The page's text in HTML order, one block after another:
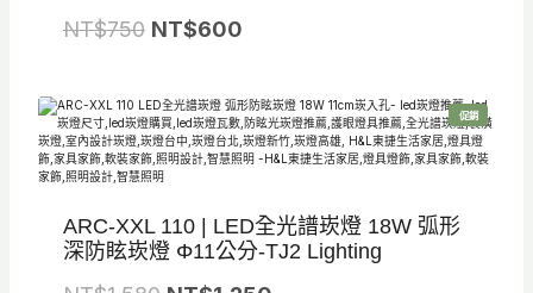
NT$750 原
價
格
：
T
$
NT$600目
價
格
：
T
$
促銷特
價
商
品
ARC-XXL 110 | LED全光譜崁燈 18W 弧形
深防眩崁燈 Φ11公分-TJ2 Lighting